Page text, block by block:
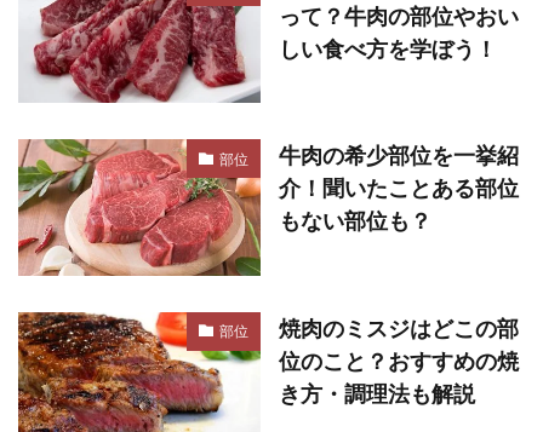
って？牛肉の部位やおい
しい食べ方を学ぼう！
部位
牛肉の希少部位を一挙紹
介！聞いたことある部位
もない部位も？
部位
焼肉のミスジはどこの部
位のこと？おすすめの焼
き方・調理法も解説